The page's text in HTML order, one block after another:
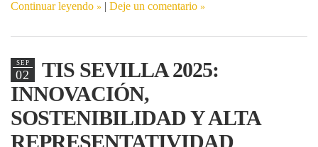
Continuar leyendo | Deje un comentario
SEP
02
TIS SEVILLA 2025:
INNOVACIÓN,
SOSTENIBILIDAD Y ALTA
REPRESENTATIVIDAD